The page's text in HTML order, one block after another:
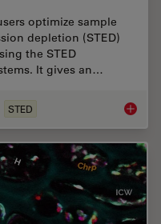
optimize sample
depletion (STED)
the STED
It gives an…
STED The